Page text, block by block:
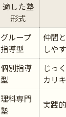
適した塾
形式
グループ
指導型
仲間
しや
個別指導
型
じっ
カリ
理科専門
塾
実践